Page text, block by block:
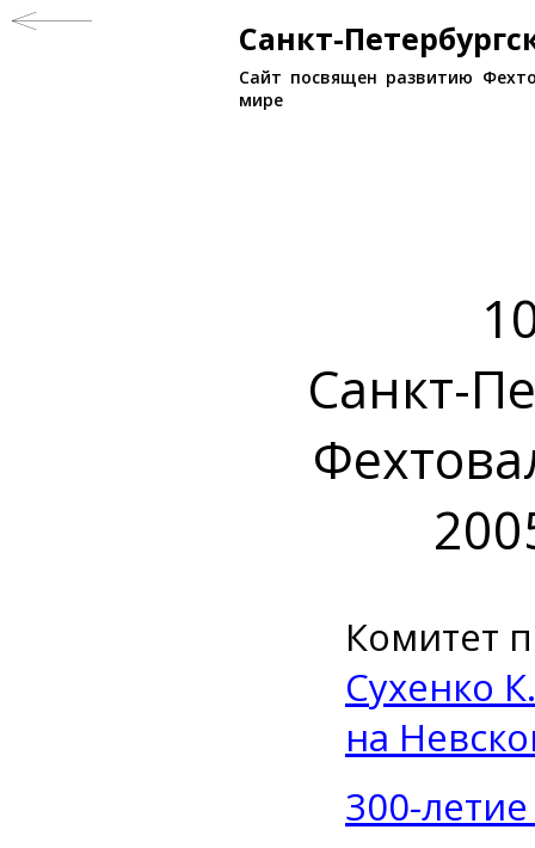
Санкт-
Сайт посвящен развитию
мире
Санкт-
Комитет
Сухенко
на
300-